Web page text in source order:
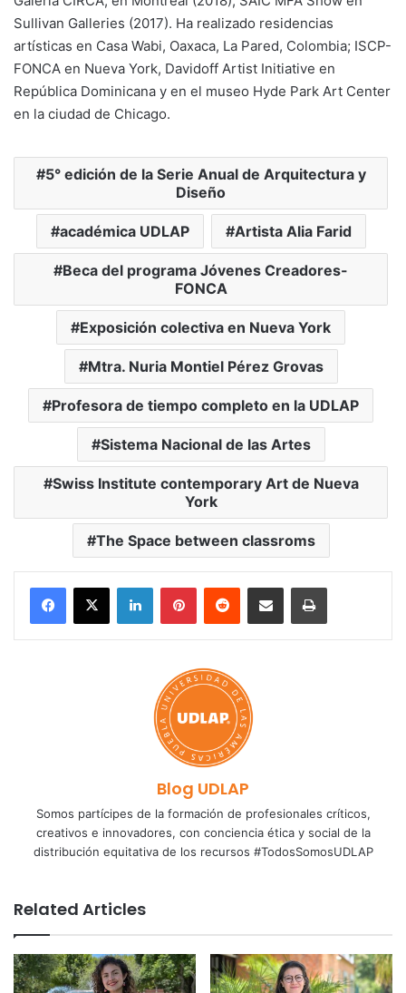
Sullivan Galleries (2017). Ha realizado residencias
artísticas en Casa Wabi, Oaxaca, La Pared, Colombia; ISCP-
FONCA en Nueva York, Davidoff Artist Initiative en
República Dominicana y en el museo Hyde Park Art Center
en la ciudad de Chicago.
5° edición de la Serie Anual de Arquitectura y
Diseño
académica UDLAP Artista Alia Farid
Beca del programa Jóvenes Creadores-
FONCA
Exposición colectiva en Nueva York
Mtra. Nuria Montiel Pérez Grovas
Profesora de tiempo completo en la UDLAP
Sistema Nacional de las Artes
Swiss Institute contemporary Art de Nueva
York
The Space between classroms
LinkedInPinterestReddit Share via Email Print
Blog UDLAP
Somos partícipes de la formación de profesionales críticos,
creativos e innovadores, con conciencia ética y social de la
distribución equitativa de los recursos #TodosSomosUDLAP
Related Articles